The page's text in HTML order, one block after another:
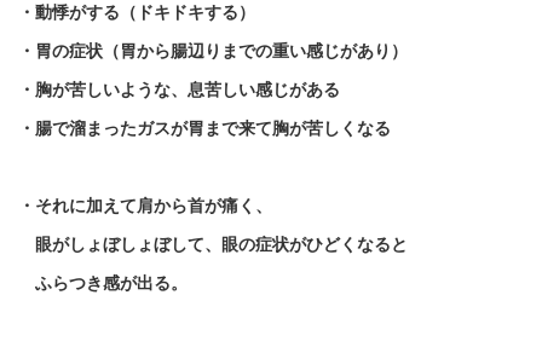
・動悸がする（ドキドキする）
・胃の症状（胃から腸辺りまでの重い感じがあり）
・胸が苦しいような、息苦しい感じがある
・腸で溜まったガスが胃まで来て胸が苦しくなる
・それに加えて肩から首が痛く、
眼がしょぼしょぼして、眼の症状がひどくなると
ふらつき感が出る。